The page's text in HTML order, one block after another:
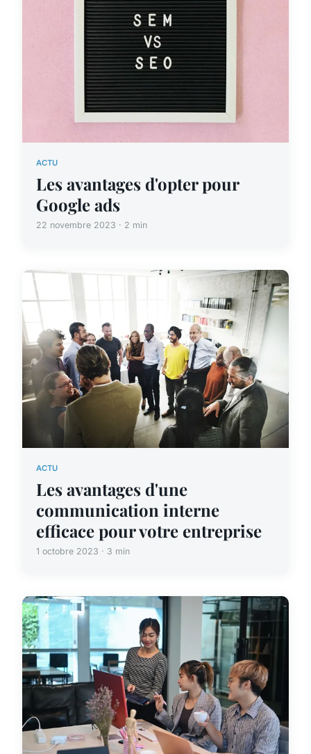
ACTU
Les avantages d'opter pour
Google ads
22 novembre 2023 · 2 min
ACTU
Les avantages d'une
communication interne
efficace pour votre entreprise
1 octobre 2023 · 3 min